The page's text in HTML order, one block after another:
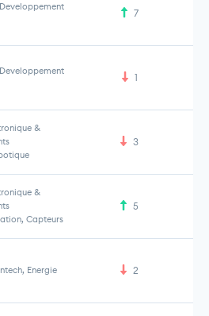
7
1
&
3
&
Capteurs
5
Energie 2